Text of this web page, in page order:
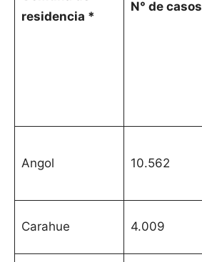
residencia *
N° de casos
Angol 10.562
Carahue 4.009